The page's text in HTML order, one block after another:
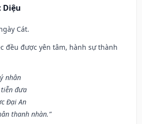
Diệu
Cát.
đều được yên tâm, hành sự thành
nhân
đưa
Đại An
thanh nhàn.”